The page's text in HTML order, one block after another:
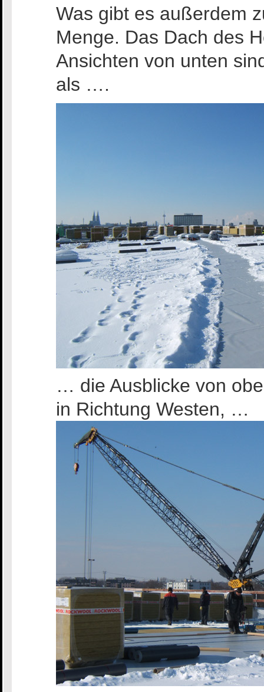
Was gibt es außerdem
Menge. Das Dach des
Ansichten von unten
als ….
… die Ausblicke von
in Richtung Westen, …